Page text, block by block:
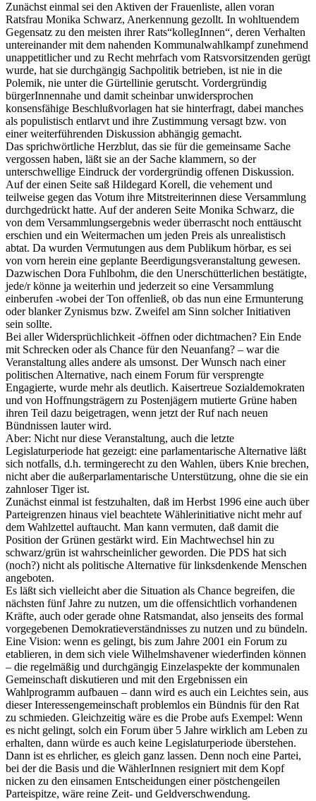
Zunächst einmal sei den Aktiven der Frauenliste, allen voran
Ratsfrau Monika Schwarz, Anerkennung gezollt. In wohltuendem
Gegensatz zu den meisten ihrer Rats“kollegInnen“, deren Verhalten
untereinander mit dem nahenden Kommunalwahlkampf zunehmend
unappetitlicher und zu Recht mehrfach vom Ratsvorsitzenden gerügt
wurde, hat sie durchgängig Sachpolitik betrieben, ist nie in die
Polemik, nie unter die Gürtellinie gerutscht. Vordergründig
bürgerInnennahe und damit scheinbar unwidersprochen
konsensfähige Beschlußvorlagen hat sie hinterfragt, dabei manches
als populistisch entlarvt und ihre Zustimmung versagt bzw. von
einer weiterführenden Diskussion abhängig gemacht.
Das sprichwörtliche Herzblut, das sie für die gemeinsame Sache
vergossen haben, läßt sie an der Sache klammern, so der
unterschwellige Eindruck der vordergründig offenen Diskussion.
Auf der einen Seite saß Hildegard Korell, die vehement und
teilweise gegen das Votum ihre Mitstreiterinnen diese Versammlung
durchgedrückt hatte. Auf der anderen Seite Monika Schwarz, die
von dem Versammlungsergebnis weder überrascht noch enttäuscht
erschien und ein Weitermachen um jeden Preis als unrealistisch
abtat. Da wurden Vermutungen aus dem Publikum hörbar, es sei
von vorn herein eine geplante Beerdigungsveranstaltung gewesen.
Dazwischen Dora Fuhlbohm, die den Unerschütterlichen bestätigte,
jede/r könne ja weiterhin und jederzeit so eine Versammlung
einberufen -wobei der Ton offenließ, ob das nun eine Ermunterung
oder blanker Zynismus bzw. Zweifel am Sinn solcher Initiativen
sein sollte.
Bei aller Widersprüchlichkeit -öffnen oder dichtmachen? Ein Ende
mit Schrecken oder als Chance für den Neuanfang? – war die
Veranstaltung alles andere als umsonst. Der Wunsch nach einer
politischen Alternative, nach einem Forum für versprengte
Engagierte, wurde mehr als deutlich. Kaisertreue Sozialdemokraten
und von Hoffnungsträgern zu Postenjägern mutierte Grüne haben
ihren Teil dazu beigetragen, wenn jetzt der Ruf nach neuen
Bündnissen lauter wird.
Aber: Nicht nur diese Veranstaltung, auch die letzte
Legislaturperiode hat gezeigt: eine parlamentarische Alternative läßt
sich notfalls, d.h. termingerecht zu den Wahlen, übers Knie brechen,
nicht aber die außerparlamentarische Unterstützung, ohne die sie ein
zahnloser Tiger ist.
Zunächst einmal ist festzuhalten, daß im Herbst 1996 eine auch über
Parteigrenzen hinaus viel beachtete Wählerinitiative nicht mehr auf
dem Wahlzettel auftaucht. Man kann vermuten, daß damit die
Position der Grünen gestärkt wird. Ein Machtwechsel hin zu
schwarz/grün ist wahrscheinlicher geworden. Die PDS hat sich
(noch?) nicht als politische Alternative für linksdenkende Menschen
angeboten.
Es läßt sich vielleicht aber die Situation als Chance begreifen, die
nächsten fünf Jahre zu nutzen, um die offensichtlich vorhandenen
Kräfte, auch oder gerade ohne Ratsmandat, also jenseits des formal
vorgegebenen Demokratieverständnisses zu nutzen und zu bündeln.
Eine Vision: wenn es gelingt, bis zum Jahre 2001 ein Forum zu
etablieren, in dem sich viele Wilhelmshavener wiederfinden können
– die regelmäßig und durchgängig Einzelaspekte der kommunalen
Gemeinschaft diskutieren und mit den Ergebnissen ein
Wahlprogramm aufbauen – dann wird es auch ein Leichtes sein, aus
dieser Interessengemeinschaft problemlos ein Bündnis für den Rat
zu schmieden. Gleichzeitig wäre es die Probe aufs Exempel: Wenn
es nicht gelingt, solch ein Forum über 5 Jahre wirklich am Leben zu
erhalten, dann würde es auch keine Legislaturperiode überstehen.
Dann ist es ehrlicher, es gleich ganz lassen. Denn noch eine Partei,
bei der die Basis und die WählerInnen resigniert mit dem Kopf
nicken zu den einsamen Entscheidungen einer pöstchengeilen
Parteispitze, wäre reine Zeit- und Geldverschwendung.